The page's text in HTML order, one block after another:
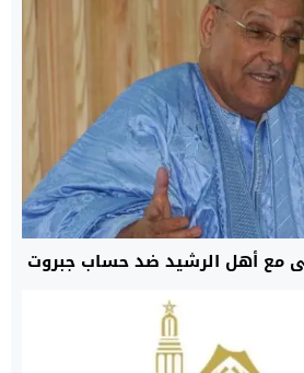
مع أهل الرشيد ضد حساب جبروت